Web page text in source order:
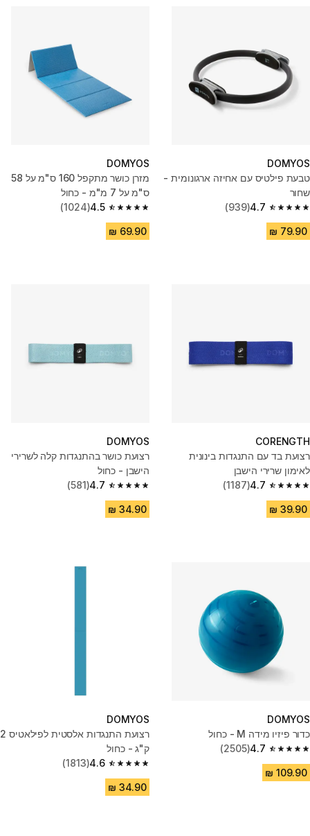
DOMYOS
טבעת פילטיס עם אחיזה ארגונומית -
שחור
4.7
4.7 out of 5 stars from 939 reviews
(939)
DOMYOS
מזרן כושר מתקפל 160 ס"מ על 58
ס"מ על 7 מ"מ - כחול
4.5
4.5 out of 5 stars from 1024 reviews
(1024)
CORENGTH
רצועת בד עם התנגדות בינונית
לאימון שרירי הישבן
4.7
4.7 out of 5 stars from 1187 reviews
(1187)
DOMYOS
רצועת כושר בהתנגדות קלה לשרירי
הישבן - כחול
4.7
4.7 out of 5 stars from 581 reviews
(581)
DOMYOS
כדור פיזיו מידה M - כחול
4.7
4.7 out of 5 stars from 2505 reviews
(2505)
DOMYOS
רצועת התנגדות אלסטית לפילאטיס 2
ק"ג - כחול
4.6
4.6 out of 5 stars from 1813 reviews
(1813)